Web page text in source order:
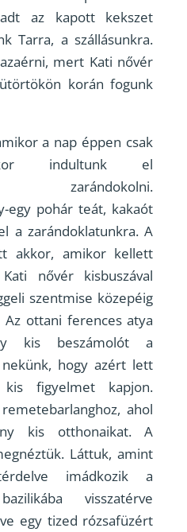
az kapott kekszet
Tarra, a szállásunkra.
mert Kati nővér
korán fogunk
a nap éppen csak
indultunk el
zarándokolni.
egy pohár teát, kakaót
a zarándoklatunkra. A
akkor, amikor kellett
nővér kisbuszával
szentmise közepéig
ottani ferences atya
kis beszámolót a
hogy azért lett
figyelmet kapjon.
ahol
kis otthonaikat. A
Láttuk, amint
imádkozik a
visszatérve
egy tized rózsafüzért